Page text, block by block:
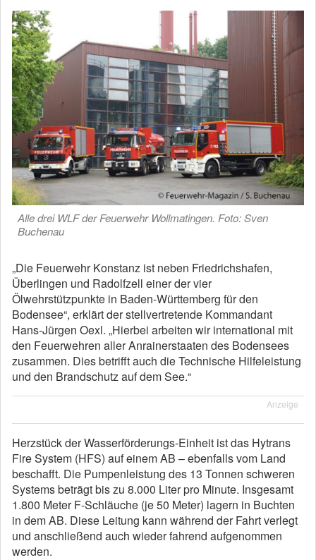
Alle drei WLF der Feuerwehr Wollmatingen. Foto: Sven
Buchenau
„Die Feuerwehr Konstanz ist neben Friedrichshafen,
Überlingen und Radolfzell einer der vier
Ölwehrstützpunkte in Baden-Württemberg für den
Bodensee“, erklärt der stellvertretende Kommandant
Hans-Jürgen Oexl. „Hierbei arbeiten wir international mit
den Feuerwehren aller Anrainerstaaten des Bodensees
zusammen. Dies betrifft auch die Technische Hilfeleistung
und den Brandschutz auf dem See.“
Anzeige
Herzstück der Wasserförderungs-Einheit ist das Hytrans
Fire System (HFS) auf einem AB – ebenfalls vom Land
beschafft. Die Pumpenleistung des 13 Tonnen schweren
Systems beträgt bis zu 8.000 Liter pro Minute. Insgesamt
1.800 Meter F-Schläuche (je 50 Meter) lagern in Buchten
in dem AB. Diese Leitung kann während der Fahrt verlegt
und anschließend auch wieder fahrend aufgenommen
werden.